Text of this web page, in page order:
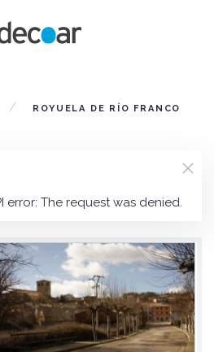
ROYUELA DE RÍO FRANCO
error: The request was denied.